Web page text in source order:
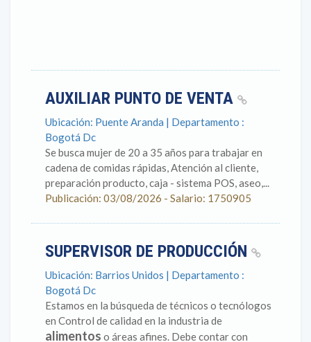
AUXILIAR PUNTO DE VENTA
Ubicación: Puente Aranda | Departamento :
Bogotá Dc
Se busca mujer de 20 a 35 años para trabajar en
cadena de comidas rápidas, Atención al cliente,
preparación producto, caja - sistema POS, aseo,...
Publicación: 03/08/2026 - Salario: 1750905
SUPERVISOR DE PRODUCCIÓN
Ubicación: Barrios Unidos | Departamento :
Bogotá Dc
Estamos en la búsqueda de técnicos o tecnólogos
en Control de calidad en la industria de
alimentos o áreas afines. Debe contar con